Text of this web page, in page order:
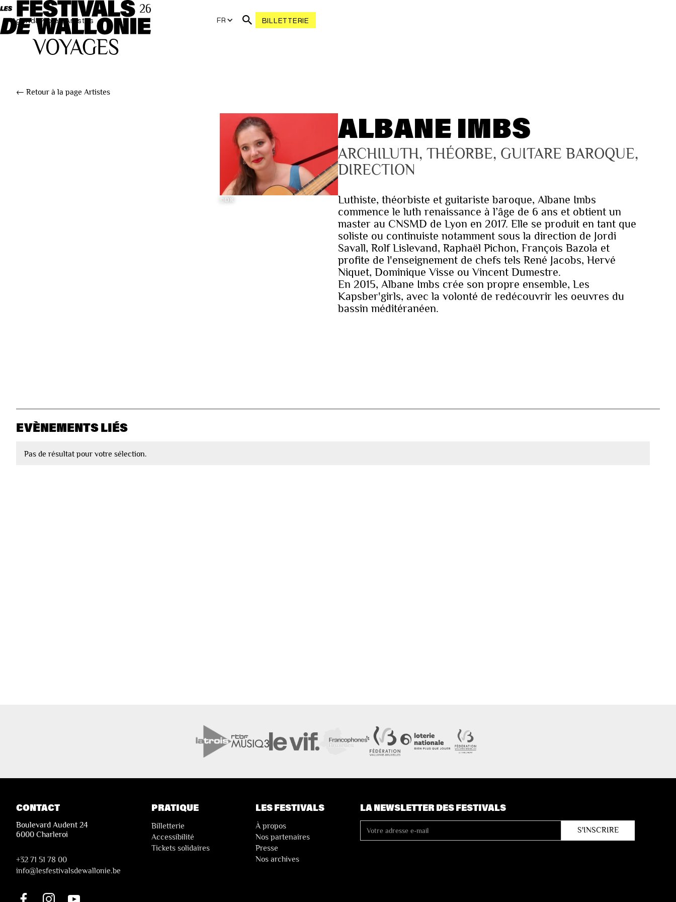
AgendaProjetsArtistes FR BILLETTERIE
← Retour à la page Artistes
©DR
ALBANE IMBS
ARCHILUTH, THÉORBE, GUITARE BAROQUE,
DIRECTION
Luthiste, théorbiste et guitariste baroque, Albane Imbs
commence le luth renaissance à l’âge de 6 ans et obtient un
master au CNSMD de Lyon en 2017. Elle se produit en tant que
soliste ou continuiste notamment sous la direction de Jordi
Savall, Rolf Lislevand, Raphaël Pichon, François Bazola et
profite de l'enseignement de chefs tels René Jacobs, Hervé
Niquet, Dominique Visse ou Vincent Dumestre.
En 2015, Albane Imbs crée son propre ensemble, Les
Kapsber'girls, avec la volonté de redécouvrir les oeuvres du
bassin méditéranéen.
EVÈNEMENTS LIÉS
Pas de résultat pour votre sélection.
CONTACT
Boulevard Audent 24
6000 Charleroi
+32 71 51 78 00
info@lesfestivalsdewallonie.be
PRATIQUE
Billetterie
Accessibilité
Tickets solidaires
LES FESTIVALS
À propos
Nos partenaires
Presse
Nos archives
LA NEWSLETTER DES FESTIVALS